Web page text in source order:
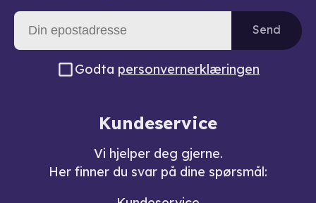
Send
Godta personvernerklæringen
Kundeservice
Vi hjelper deg gjerne.
Her finner du svar på dine spørsmål: